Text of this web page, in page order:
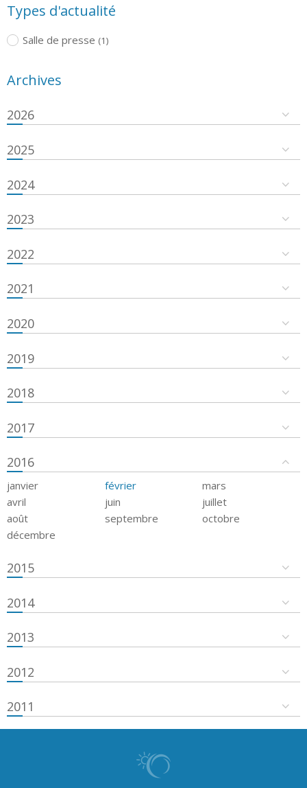
Types d'actualité
Salle de presse (1)
Archives
2026
2025
2024
2023
2022
2021
2020
2019
2018
2017
2016
janvier février
mars
avril
juin
juillet
août
septembre
octobre
décembre
2015
2014
2013
2012
2011